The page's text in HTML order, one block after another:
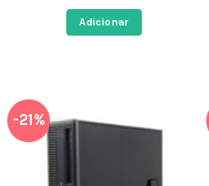
era:
553,00 €.
Adicionar
-21%